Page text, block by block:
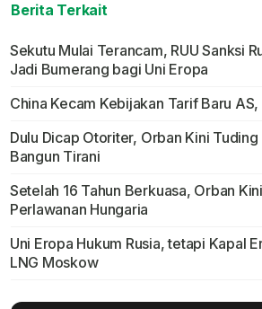
Berita Terkait
Sekutu Mulai Terancam, RUU Sanksi
Jadi Bumerang bagi Uni Eropa
China Kecam Kebijakan Tarif Baru
Dulu Dicap Otoriter, Orban Kini
Bangun Tirani
Setelah 16 Tahun Berkuasa, Orban
Perlawanan Hungaria
Uni Eropa Hukum Rusia, tetapi Kapal
LNG Moskow